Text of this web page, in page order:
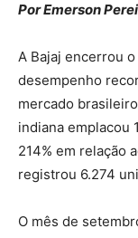
Por Emerson
A Bajaj encerrou
desempenho
mercado
indiana emplacou
214% em relação
registrou 6.274
O mês de